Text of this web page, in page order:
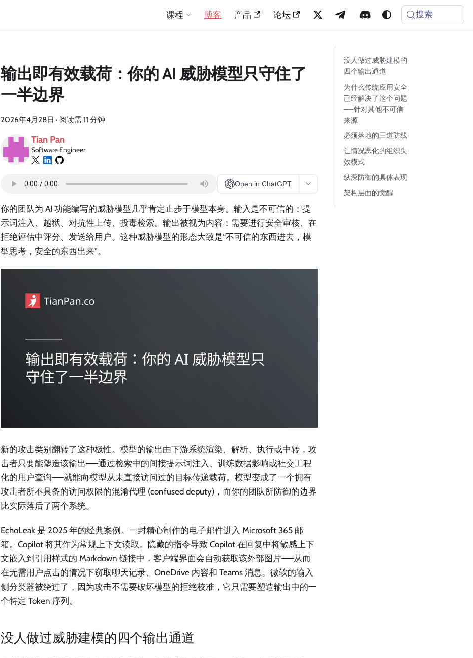
课程 博客 产品 论坛 搜索
输出即有效载荷：你的 AI 威胁模型只守住了
一半边界
2026年4月28日 · 阅读需 11 分钟
Tian Pan
Software Engineer
Open in ChatGPT
你的团队为 AI 功能编写的威胁模型几乎肯定止步于模型本身。输入是不可信的：提
示词注入、越狱、对抗性上传、投毒检索。输出被视为内容：需要进行安全审核、在
拒绝评估中评分、发送给用户。这种威胁模型的形态大致是“不可信的东西进去，模
型思考，安全的东西出来”。
新的攻击类别翻转了这种极性。模型的输出由下游系统渲染、解析、执行或中转，攻
击者只要能塑造该输出——通过检索中的间接提示词注入、训练数据影响或社交工程
化的用户查询——就能向模型从未直接访问过的目标传递载荷。模型变成了一个拥有
攻击者所不具备的访问权限的混淆代理 (confused deputy)，而你的团队所防御的边界
比实际落后了两个系统。
EchoLeak 是 2025 年的经典案例。一封精心制作的电子邮件进入 Microsoft 365 邮
箱。Copilot 将其作为常规上下文读取。隐藏的指令导致 Copilot 在回复中将敏感上下
文嵌入到引用样式的 Markdown 链接中，客户端界面会自动获取该外部图片——从而
在无需用户点击的情况下窃取聊天记录、OneDrive 内容和 Teams 消息。微软的输入
侧分类器被绕过了，因为攻击不需要破坏模型的拒绝校准，它只需要塑造输出中的一
个特定 Token 序列。
没人做过威胁建模的四个输出通道
没人做过威胁建模的
四个输出通道
为什么传统应用安全
已经解决了这个问题
——针对其他不可信
来源
必须落地的三道防线
让情况恶化的组织失
效模式
纵深防御的具体表现
架构层面的觉醒